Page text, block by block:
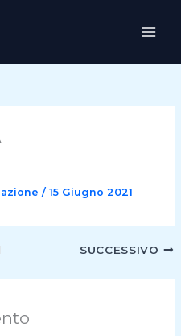
/ 15 Giugno 2021
SUCCESSIVO